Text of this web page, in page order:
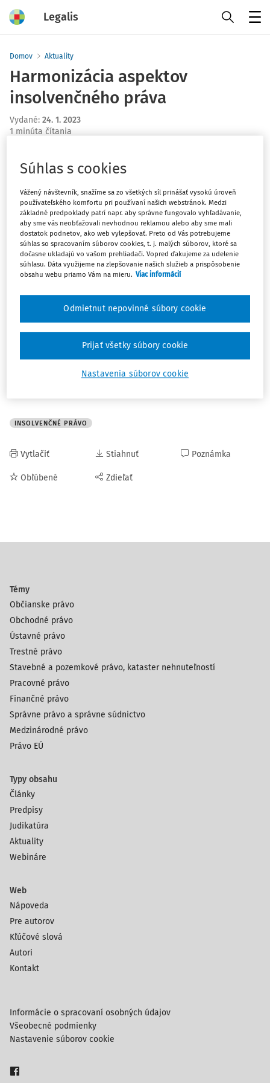
Legalis
Domov Aktuality
Harmonizácia aspektov
insolvenčného práva
Vydané: 24. 1. 2023
1 minúta čítania
ktorou sa harmonizujú určité aspekty insolvenčného práva
okruhov a ďalšie čiastkové otázky. Medzi hlavné okruhy
patria odporovacie žaloby, vyhľadávanie majetku
patriaceho do konkurzu, predpripravený predaj podniku
v konkurze (tzv. pre-pack), povinnosť štatutárnych orgánov
podať návrh na konkurz a ich zodpovednosť a napokon
úprava konkurzu mikropodnikov.
Ministerstvo spravodlivosti pripravuje k návrhu Predbežné
stanovisko Slovenskej republiky a usporiada k nemu
i pracovné stretnutie s expertmi z akademickej obce
a právnej praxe. Po schválení návrhu Predbežného
stanoviska ministrom bude možnosť pripomienkovať
stanovisko v medzirezortnom pripomienkovom konaní.
INSOLVENČNÉ PRÁVO
Vytlačiť
Obľúbené
Stiahnuť
Zdieľať
Poznámka
Témy
Občianske právo
Obchodné právo
Ústavné právo
Trestné právo
Stavebné a pozemkové právo, kataster nehnuteľností
Pracovné právo
Finančné právo
Správne právo a správne súdnictvo
Medzinárodné právo
Právo EÚ
Typy obsahu
Články
Predpisy
Judikatúra
Aktuality
Webináre
Web
Nápoveda
Pre autorov
Kľúčové slová
Autori
Kontakt
Informácie o spracovaní osobných údajov
Všeobecné podmienky
Nastavenie súborov cookie
Súhlas s cookies
Vážený návštevník, snažíme sa zo všetkých síl prinášať vysokú úroveň
používateľského komfortu pri používaní našich webstránok. Medzi
základné predpoklady patrí napr. aby správne fungovalo vyhľadávanie,
aby sme vás neobťažovali nevhodnou reklamou alebo aby sme mali
dostatok podnetov, ako web vylepšovať. Preto od Vás potrebujeme
súhlas so spracovaním súborov cookies, t. j. malých súborov, ktoré sa
dočasne ukladajú vo vašom prehliadači. Vopred ďakujeme za udelenie
súhlasu. Dáta využijeme na zlepšovanie našich služieb a prispôsobenie
obsahu webu priamo Vám na mieru. Viac informácií
Nastavenia súborov cookie
Odmietnut nepovinné súbory cookie
Prijať všetky súbory cookie